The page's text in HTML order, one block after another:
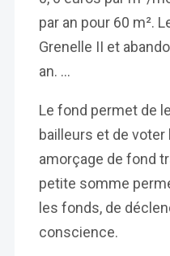
par an pour 60 m².
Grenelle II et
an. …
Le fond permet de
bailleurs et de voter
amorçage de fond
petite somme
les fonds, de
conscience.